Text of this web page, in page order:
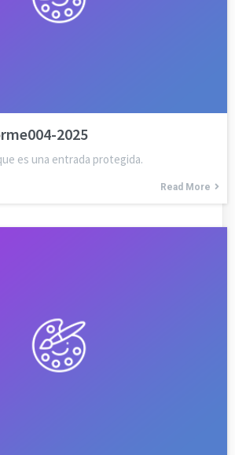
2025
es una entrada protegida.
Read More